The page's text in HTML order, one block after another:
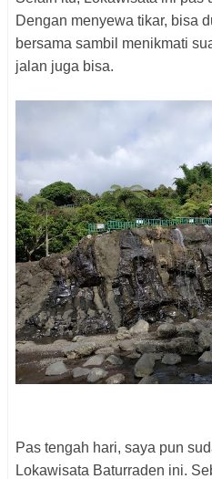
Dengan menyewa tikar, bisa
bersama sambil menikmati
jalan juga bisa.
Pas tengah hari, saya pun
Lokawisata Baturraden ini.